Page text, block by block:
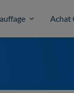
Achat